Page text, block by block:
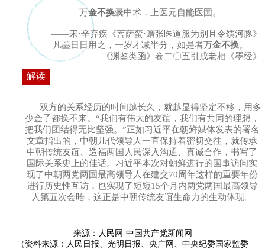
万金不换囊中术，上医元自能医国。
——宋·辛弃疾《菩萨蛮·赠张医道服为别且令馈河豚》
凡墨日日用之，一岁才减半分，如是者万金不换。
——《渊鉴类函》卷二〇五引成老相《墨经》
解读
双方的关系经历的时间越长久，就越显得坚定不移，用多
少金子都换不来。“我们有伟大的友谊，我们有共同的理想，
把我们团结得无比坚强。”正如习近平在朝鲜媒体发表的署名
文章指出的，中朝几代领导人一直保持着密切交往，就传承
中朝传统友谊、造福两国人民深入沟通、真诚合作，书写了
国际关系史上的佳话。习近平本次对朝鲜进行的国事访问实
现了中朝两党两国最高领导人在建交70周年这样的重要年份
进行历史性互访，也实现了短短15个月内两党两国最高领导
人第五次会晤，这正是中朝传统友谊生命力的生动体现。
来源：人民网-中国共产党新闻网
（资料来源：人民日报、光明日报、央广网、中央纪委国家监委